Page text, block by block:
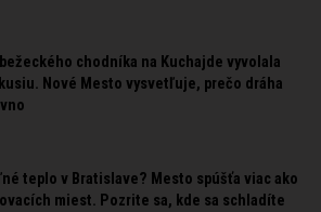
chodníka na Kuchajde vyvolala
Nové Mesto vysvetľuje, prečo dráha
teplo v Bratislave? Mesto spúšťa viac ako
miest. Pozrite sa, kde sa schladíte